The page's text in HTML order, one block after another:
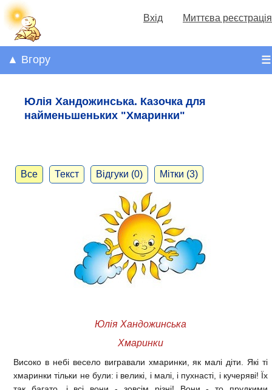
Вхід Миттєва реєстрація
☰
▲ Вгору
Юлія Хандожинська. Казочка для
найменьшеньких "Хмаринки"
Все Текст Відгуки (0) Мітки (3)
Юлія Хандожинська
Хмаринки
Високо в небі весело вигравали хмаринки, як малі діти. Які ті
хмаринки тільки не були: і великі, і малі, і пухнасті, і кучеряві! Їх